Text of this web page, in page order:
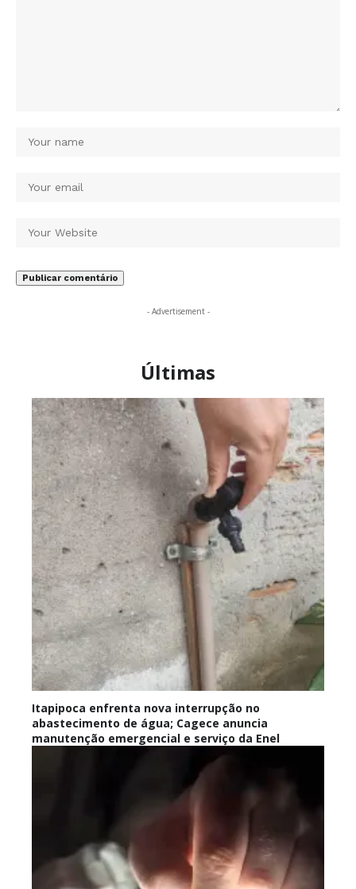
- Advertisement -
Últimas
Itapipoca enfrenta nova interrupção no
abastecimento de água; Cagece anuncia
manutenção emergencial e serviço da Enel